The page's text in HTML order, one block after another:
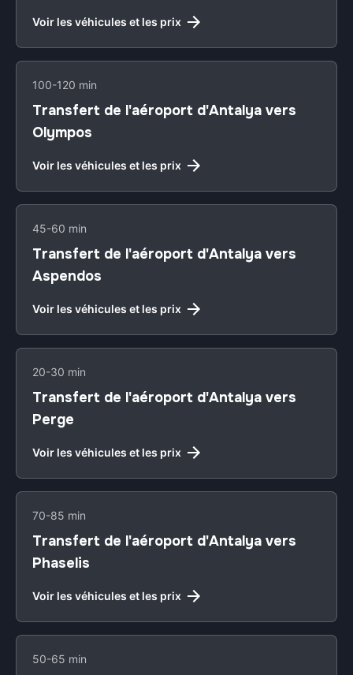
Voir les véhicules et les prix
100-120 min
Transfert de l'aéroport d'Antalya vers
Olympos
Voir les véhicules et les prix
45-60 min
Transfert de l'aéroport d'Antalya vers
Aspendos
Voir les véhicules et les prix
20-30 min
Transfert de l'aéroport d'Antalya vers
Perge
Voir les véhicules et les prix
70-85 min
Transfert de l'aéroport d'Antalya vers
Phaselis
Voir les véhicules et les prix
50-65 min